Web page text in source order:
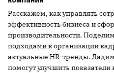
Расскажем, как управлять
эффективность бизнеса и
производительности.
подходами к организации
актуальные HR-тренды.
помогут улучшить